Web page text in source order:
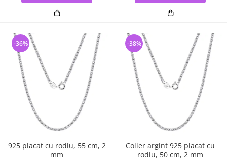
925 placat cu rodiu, 55 cm, 2
mm
-36%
Colier argint 925 placat cu
rodiu, 50 cm, 2 mm
-38%